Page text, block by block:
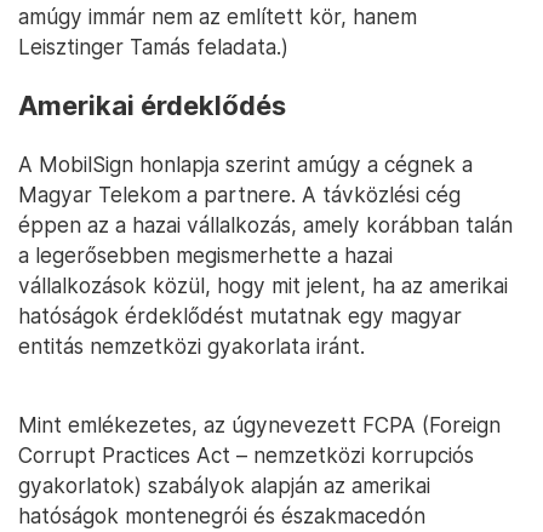
amúgy immár nem az említett kör, hanem
Leisztinger Tamás feladata.)
Amerikai érdeklődés
A MobilSign honlapja szerint amúgy a cégnek a
Magyar Telekom a partnere. A távközlési cég
éppen az a hazai vállalkozás, amely korábban talán
a legerősebben megismerhette a hazai
vállalkozások közül, hogy mit jelent, ha az amerikai
hatóságok érdeklődést mutatnak egy magyar
entitás nemzetközi gyakorlata iránt.
Mint emlékezetes, az úgynevezett FCPA (Foreign
Corrupt Practices Act – nemzetközi korrupciós
gyakorlatok) szabályok alapján az amerikai
hatóságok montenegrói és északmacedón